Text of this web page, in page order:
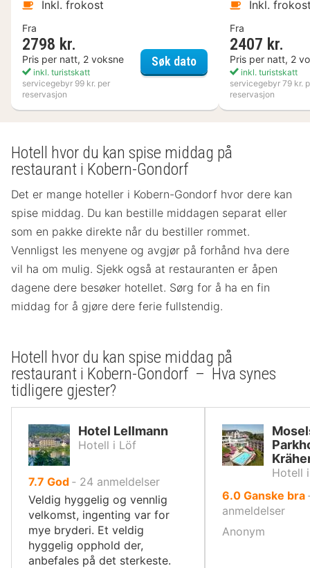
Inkl. frokost
Fra
2798 kr.
Pris per natt, 2 voksne
inkl. turistskatt
servicegebyr 99 kr. per
reservasjon
Søk datoNynäs Havsbad
Inkl.
Fra
2407 kr.
Pris per natt, 2
inkl. turistskatt
servicegebyr 79 kr.
reservasjon
Hotell hvor du kan spise middag på
restaurant i Kobern-Gondorf
Det er mange hoteller i Kobern-Gondorf hvor dere kan
spise middag. Du kan bestille middagen separat eller
som en pakke direkte når du bestiller rommet.
Vennligst les menyene og avgjør på forhånd hva dere
vil ha om mulig. Sjekk også at restauranten er åpen
dagene dere besøker hotellet. Sørg for å ha en fin
middag for å gjøre dere ferie fullstendig.
Hotell hvor du kan spise middag på
restaurant i Kobern-Gondorf – Hva synes
tidligere gjester?
Hotel Lellmann
Hotell i Löf
7.7 av
10,
God ‐ 24 anmeldelser
Veldig hyggelig og vennlig
velkomst, ingenting var for
mye bryderi. Et veldig
hyggelig opphold der,
anbefales på det sterkeste.
Hotell
6.0av
10,
Ganske bra
anmeldelser
Anonym